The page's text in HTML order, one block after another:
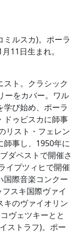
ルスカ)。ポーラ
11日生まれ。
ト。クラシック
ーをカバー。ワル
学び始め、ポーラ
ドゥビスカに師事
リスト・フェレン
師事し、1950年に
ダペストで開催さ
イプツィヒで開催
国際音楽コンクー
スキ国際ヴァイ
キのヴァイオリン
ヴェツキーとと
ストラフ)。ポー